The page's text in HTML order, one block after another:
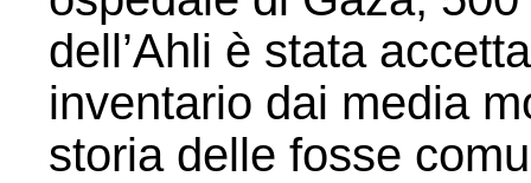
dell’Ahli è stata
inventario dai media
storia delle fosse